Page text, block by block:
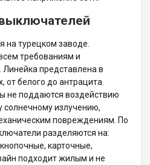
на турецком заводе.
требованиям и
представлена в
от белого до антрацита.
не поддаются воздействию
излучению,
повреждениям. По
разделяются на:
карточные,
подходит жилым и не